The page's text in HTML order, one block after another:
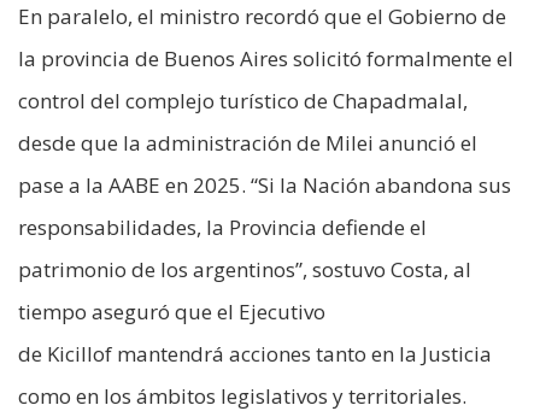
En paralelo, el ministro recordó que el Gobierno de
la provincia de Buenos Aires solicitó formalmente el
control del complejo turístico de Chapadmalal,
desde que la administración de Milei anunció el
pase a la AABE en 2025. “Si la Nación abandona sus
responsabilidades, la Provincia defiende el
patrimonio de los argentinos”, sostuvo Costa, al
tiempo aseguró que el Ejecutivo
de Kicillof mantendrá acciones tanto en la Justicia
como en los ámbitos legislativos y territoriales.